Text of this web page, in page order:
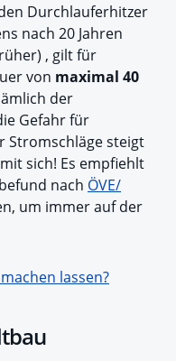
Durchlauferhitzer
nach 20 Jahren
, gilt für
von maximal 40
der
Gefahr für
Stromschläge steigt
sich! Es empfiehlt
nach ÖVE/
um immer auf der
lassen?